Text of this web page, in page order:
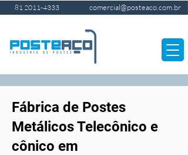
81 2011-4333 comercial@posteaco.com.br
Fábrica de Postes
Metálicos Telecônico e
cônico em